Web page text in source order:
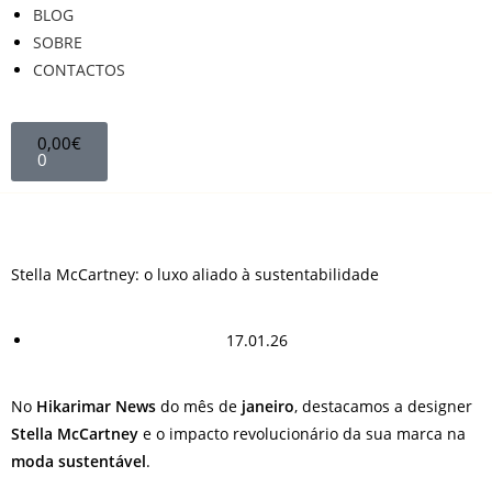
BLOG
SOBRE
CONTACTOS
0,00€
0
Stella McCartney: o luxo aliado à sustentabilidade
17.01.26
No Hikarimar News do mês de janeiro, destacamos a designer
Stella McCartney e o impacto revolucionário da sua marca na
moda sustentável.